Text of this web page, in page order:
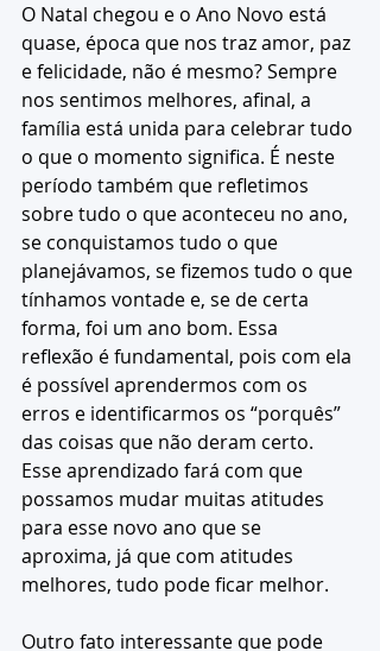
O Natal chegou e o Ano Novo está
quase, época que nos traz amor, paz
e felicidade, não é mesmo? Sempre
nos sentimos melhores, afinal, a
família está unida para celebrar tudo
o que o momento significa. É neste
período também que refletimos
sobre tudo o que aconteceu no ano,
se conquistamos tudo o que
planejávamos, se fizemos tudo o que
tínhamos vontade e, se de certa
forma, foi um ano bom. Essa
reflexão é fundamental, pois com ela
é possível aprendermos com os
erros e identificarmos os “porquês”
das coisas que não deram certo.
Esse aprendizado fará com que
possamos mudar muitas atitudes
para esse novo ano que se
aproxima, já que com atitudes
melhores, tudo pode ficar melhor.
Outro fato interessante que pode